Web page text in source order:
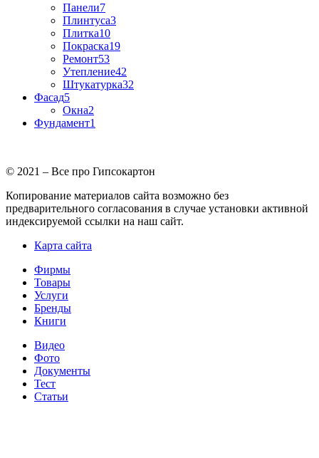
Панели7
Плинтуса3
Плитка10
Покраска19
Ремонт53
Утепление42
Штукатурка32
Фасад5
Окна2
Фундамент1
© 2021 – Все про Гипсокартон
Копирование материалов сайта возможно без
предварительного согласования в случае установки активной
индексируемой ссылки на наш сайт.
Карта сайта
Фирмы
Товары
Услуги
Бренды
Книги
Видео
Фото
Документы
Тест
Статьи